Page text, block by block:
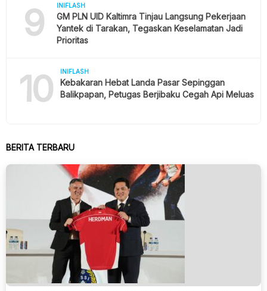
9 INIFLASH
GM PLN UID Kaltimra Tinjau Langsung Pekerjaan
Yantek di Tarakan, Tegaskan Keselamatan Jadi
Prioritas
10 INIFLASH
Kebakaran Hebat Landa Pasar Sepinggan
Balikpapan, Petugas Berjibaku Cegah Api Meluas
BERITA TERBARU